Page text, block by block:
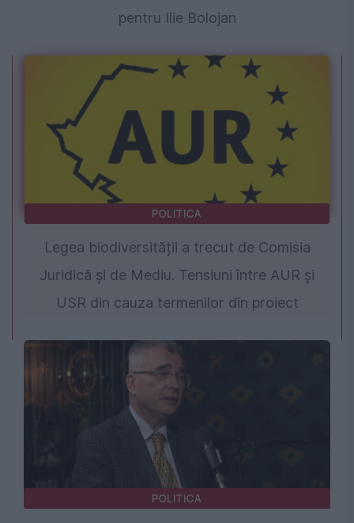
pentru Ilie Bolojan
POLITICA
Legea biodiversității a trecut de Comisia
Juridică și de Mediu. Tensiuni între AUR și
USR din cauza termenilor din proiect
POLITICA